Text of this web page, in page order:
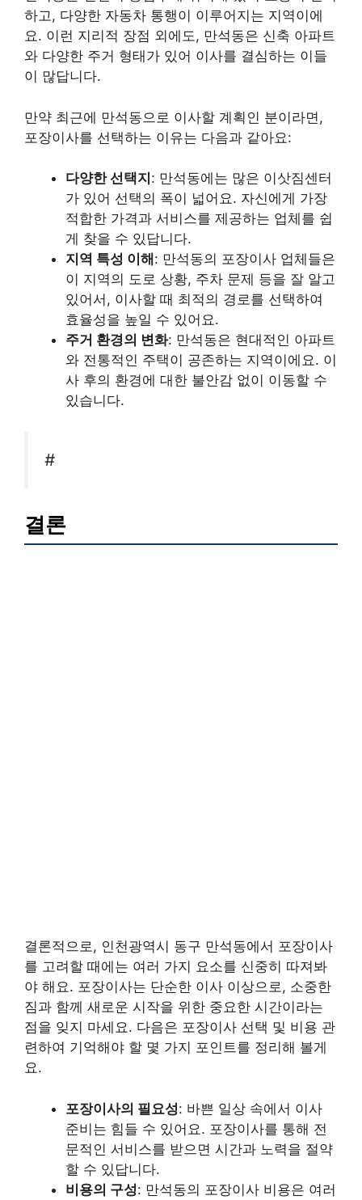
하고, 다양한 자동차 통행이 이루어지는 지역이에
요. 이런 지리적 장점 외에도, 만석동은 신축 아파트
와 다양한 주거 형태가 있어 이사를 결심하는 이들
이 많답니다.
만약 최근에 만석동으로 이사할 계획인 분이라면,
포장이사를 선택하는 이유는 다음과 같아요:
다양한 선택지 : 만석동에는 많은 이삿짐센터
가 있어 선택의 폭이 넓어요. 자신에게 가장
적합한 가격과 서비스를 제공하는 업체를 쉽
게 찾을 수 있답니다.
지역 특성 이해 : 만석동의 포장이사 업체들은
이 지역의 도로 상황, 주차 문제 등을 잘 알고
있어서, 이사할 때 최적의 경로를 선택하여
효율성을 높일 수 있어요.
주거 환경의 변화: 만석동은 현대적인 아파트
와 전통적인 주택이 공존하는 지역이에요. 이
사 후의 환경에 대한 불안감 없이 이동할 수
있습니다.
#
결론
결론적으로, 인천광역시 동구 만석동에서 포장이사
를 고려할 때에는 여러 가지 요소를 신중히 따져봐
야 해요. 포장이사는 단순한 이사 이상으로, 소중한
짐과 함께 새로운 시작을 위한 중요한 시간이라는
점을 잊지 마세요. 다음은 포장이사 선택 및 비용 관
련하여 기억해야 할 몇 가지 포인트를 정리해 볼게
요.
포장이사의 필요성: 바쁜 일상 속에서 이사
준비는 힘들 수 있어요. 포장이사를 통해 전
문적인 서비스를 받으면 시간과 노력을 절약
할 수 있답니다.
비용의 구성: 만석동의 포장이사 비용은 여러